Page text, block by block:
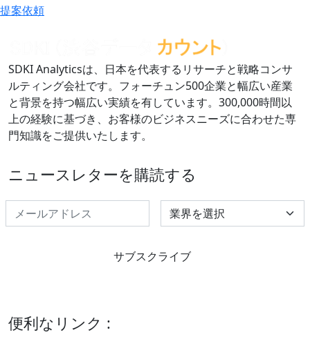
提案依頼
SDKI Analyticsは、日本を代表するリサーチと戦略コンサ
ルティング会社です。フォーチュン500企業と幅広い産業
と背景を持つ幅広い実績を有しています。300,000時間以
上の経験に基づき、お客様のビジネスニーズに合わせた専
門知識をご提供いたします。
ニュースレターを購読する
Select Industry
サブスクライブ
便利なリンク :